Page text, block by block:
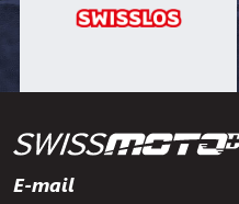
E-mail